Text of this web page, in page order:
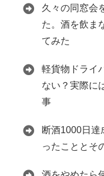
久々の同窓会
た。酒を飲ま
てみた
軽貨物ドライ
ない？実際に
事
断酒1000日達
ったこととそ